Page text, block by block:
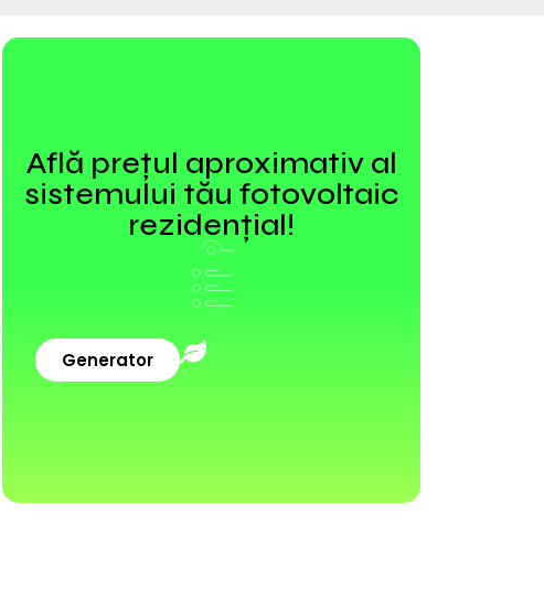
Află prețul aproximativ al
sistemului tău fotovoltaic
rezidențial!
Generator